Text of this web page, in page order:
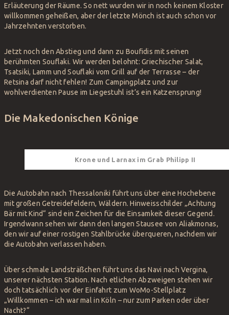
Erläuterung der Räume. So nett wurden wir in noch keinem Kloster
willkommen geheißen, aber der letzte Mönch ist auch schon vor
Jahrzehnten verstorben.
Jetzt noch den Abstieg und dann zu Boufidis mit seinen
berühmten Souflaki. Wir werden belohnt: Griechischer Salat,
Tsatsiki, Lamm und Souflaki vom Grill auf der Terrasse – der
Retsina darf nicht fehlen! Zum Campingplatz und zur
wohlverdienten Pause im Liegestuhl ist’s ein Katzensprung!
Die Makedonischen Könige
Krone und Larnax im Grab Philipp II
Die Autobahn nach Thessaloniki führt uns über eine Hochebene
mit großen Getreidefeldern, Wäldern. Hinweisschilder „Achtung
Bär mit Kind“ sind ein Zeichen für die Einsamkeit dieser Gegend.
Irgendwann sehen wir dann den langen Stausee von Aliakmonas,
den wir auf einer rostigen Stahlbrücke überqueren, nachdem wir
die Autobahn verlassen haben.
Über schmale Landsträßchen führt uns das Navi nach Vergina,
unserer nächsten Station. Nach etlichen Abzweigen stehen wir
doch tatsächlich vor der Einfahrt zum WoMo-Stellplatz
„Willkommen – ich war mal in Köln – nur zum Parken oder über
Nacht?“